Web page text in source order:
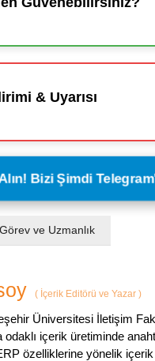
& Uyarısı
Alın! Bizi Şimdi
Görev ve Uzmanlık
( İçerik Editörü ve Yazar )
Üniversitesi İletişim
odaklı içerik üretiminde
özelliklerine yönelik içerik